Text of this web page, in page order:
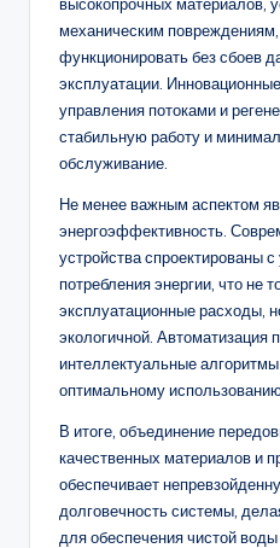
механическим
функционировать без сбоев
эксплуатации.
управления потоками и
стабильную работу и
обслуживание.
Не менее важным аспектом
энергоэффективность.
устройства спроектированы
потребления энергии, что не
эксплуатационные расходы,
экологичной. Автоматизация
интеллектуальные
оптимальному
В итоге, объединение
качественных материалов и
обеспечивает
долговечность системы,
для обеспечения чистой воды